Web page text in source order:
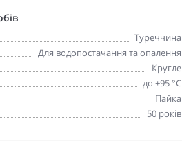
Туреччина
Для водопостачання та опалення
Кругле
до +95 °С
Пайка
50 років